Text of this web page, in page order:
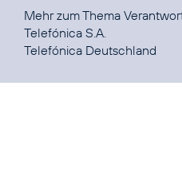
Telefónica S.A.
Telefónica Deutschland